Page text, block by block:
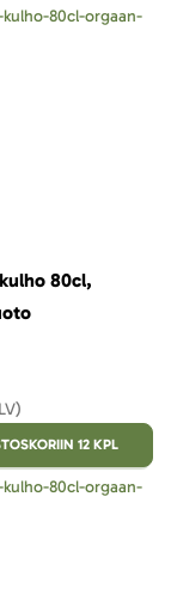
80cl,
12 KPL